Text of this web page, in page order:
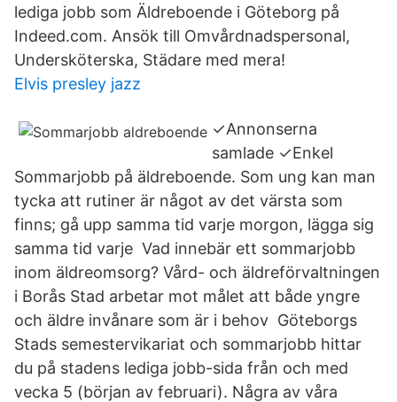
lediga jobb som Äldreboende i Göteborg på
Indeed.com. Ansök till Omvårdnadspersonal,
Undersköterska, Städare med mera!
Elvis presley jazz
✓Annonserna
samlade ✓Enkel
Sommarjobb på äldreboende. Som ung kan man
tycka att rutiner är något av det värsta som
finns; gå upp samma tid varje morgon, lägga sig
samma tid varje Vad innebär ett sommarjobb
inom äldreomsorg? Vård- och äldreförvaltningen
i Borås Stad arbetar mot målet att både yngre
och äldre invånare som är i behov Göteborgs
Stads semestervikariat och sommarjobb hittar
du på stadens lediga jobb-sida från och med
vecka 5 (början av februari). Några av våra